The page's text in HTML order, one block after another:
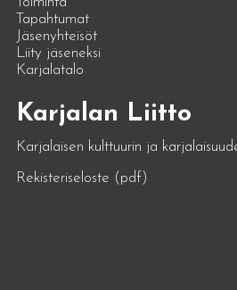
Tapahtumat
Jäsenyhteisöt
Liity jäseneksi
Karjalatalo
Karjalan Liitto
Karjalaisen kulttuurin ja
Rekisteriseloste (pdf)